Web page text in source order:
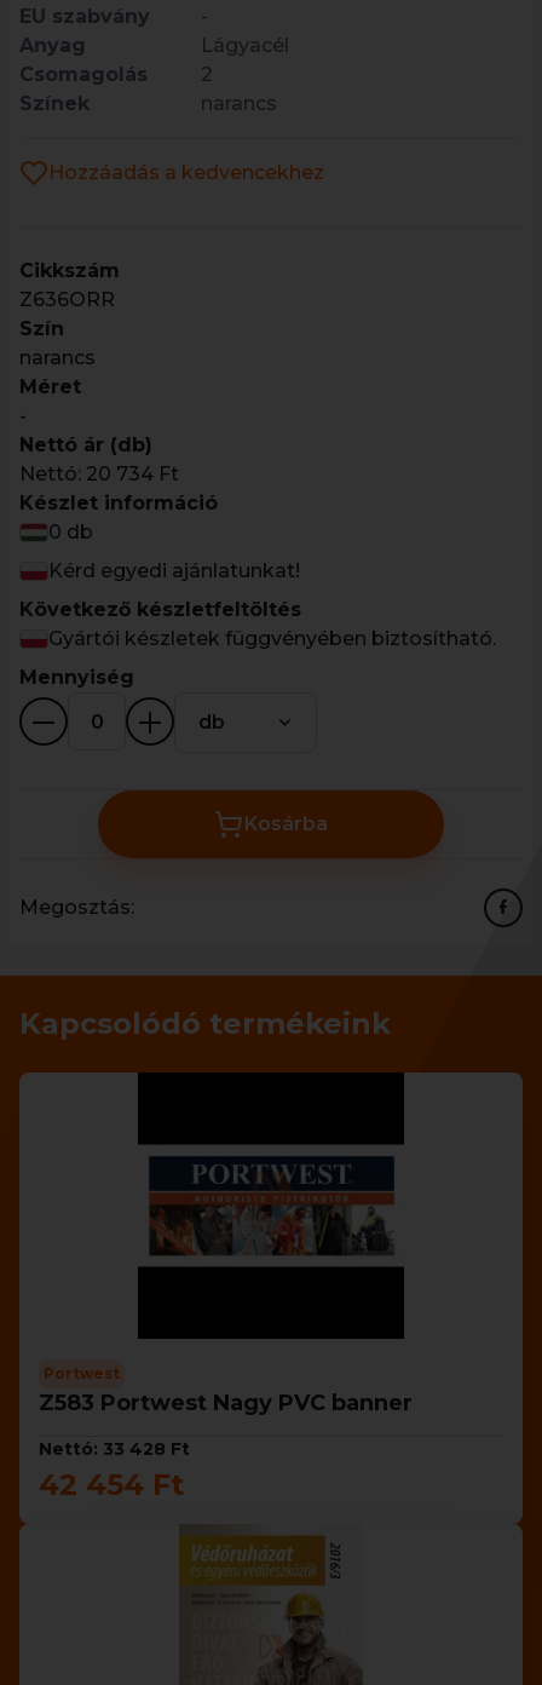
EU szabvány
-
Anyag
Lágyacél
Csomagolás
2
Színek
narancs
Hozzáadás a kedvencekhez
Cikkszám
Z636ORR
Szín
narancs
Méret
-
Nettó ár (db)
Nettó: 20 734 Ft
Mennyiség
db
Készlet információ
0 db
Kérd egyedi ajánlatunkat!
Következő készletfeltöltés
Gyártói készletek függvényében biztosítható.
Kosárba
Megosztás:
Kapcsolódó termékeink
Portwest
Z583 Portwest Nagy PVC banner
Nettó: 33 428 Ft
42 454 Ft